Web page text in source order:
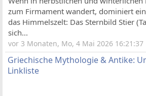
zum Firmament wandert, dominiert
das Himmelszelt: Das Sternbild Stier
sich...
vor 3 Monaten, Mo, 4 Mai 2026 16:21:37
Griechische Mythologie & Antike:
Linkliste